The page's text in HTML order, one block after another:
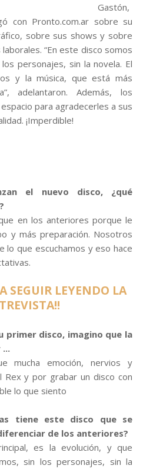
Gastón,
con Pronto.com.ar sobre su
sobre sus shows y sobre
“En este disco somos
personajes, sin la novela. El
y la música, que está más
adelantaron. Además, los
para agradecerles a sus
¡Imperdible!
el nuevo disco, ¿qué
en los anteriores porque le
y más preparación. Nosotros
lo que escuchamos y eso hace
SEGUIR LEYENDO LA
primer disco, imagino que la
mucha emoción, nervios y
Rex y por grabar un disco con
lo que siento
tiene este disco que se
de los anteriores?
es la evolución, y que
sin los personajes, sin la